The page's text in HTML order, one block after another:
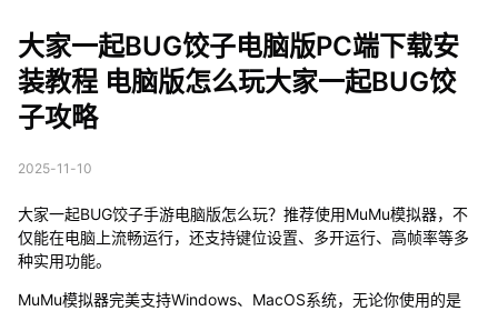
BUG饺子攻略
大家一起BUG饺子电脑版PC端下载安
装教程 电脑版怎么玩大家一起BUG饺
子攻略
2025-11-10
大家一起BUG饺子手游电脑版怎么玩？推荐使用MuMu模拟器，不
仅能在电脑上流畅运行，还支持键位设置、多开运行、高帧率等多
种实用功能。
MuMu模拟器完美支持Windows、MacOS系统，无论你使用的是